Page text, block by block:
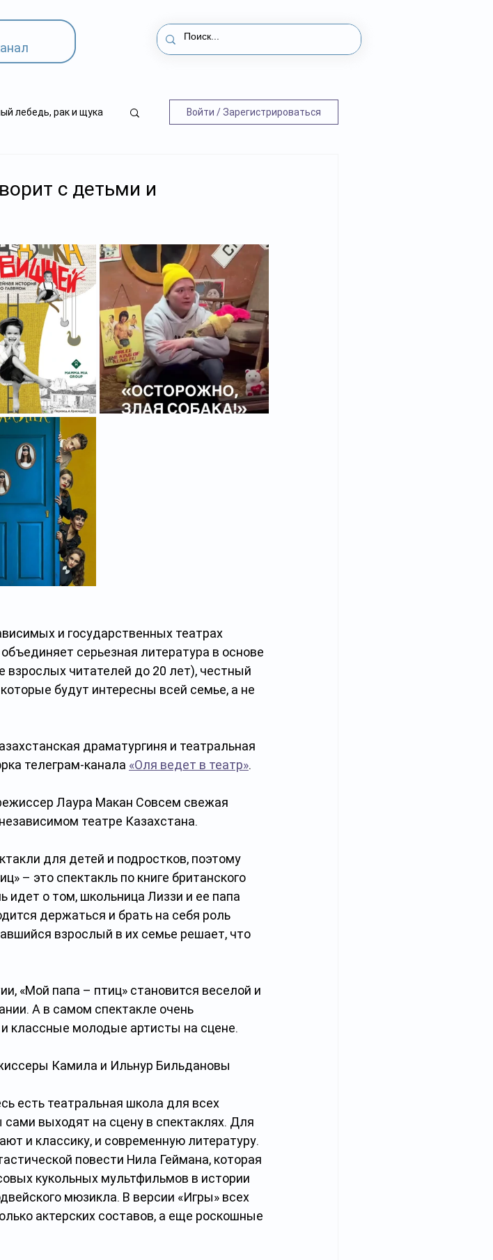
лебедь, рак и щука Войти / Зарегистрироваться
с детьми и
и государственных театрах
серьезная литература в основе
взрослых читателей до 20 лет), честный
будут интересны всей семье, а не
драматургиня и театральная
телеграм-канала «Оля ведет в театр».
Лаура Макан Совсем свежая
театре Казахстана.
для детей и подростков, поэтому
– это спектакль по книге британского
идет о том, школьница Лиззи и ее папа
держаться и брать на себя роль
взрослый в их семье решает, что
«Мой папа – птиц» становится веселой и
А в самом спектакле очень
классные молодые артисты на сцене.
Камила и Ильнур Бильдановы
есть театральная школа для всех
выходят на сцену в спектаклях. Для
и классику, и современную литературу.
повести Нила Геймана, которая
кукольных мультфильмов в истории
мюзикла. В версии «Игры» всех
актерских составов, а еще роскошные